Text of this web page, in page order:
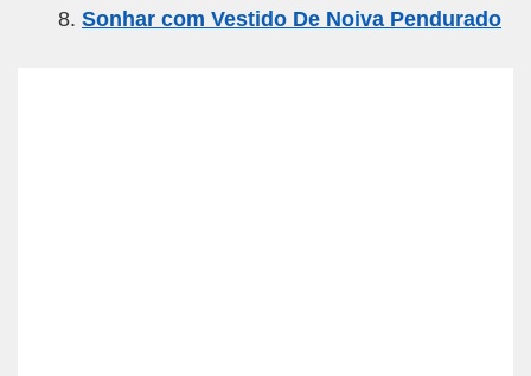
Sonhar com Vestido De Noiva Pendurado